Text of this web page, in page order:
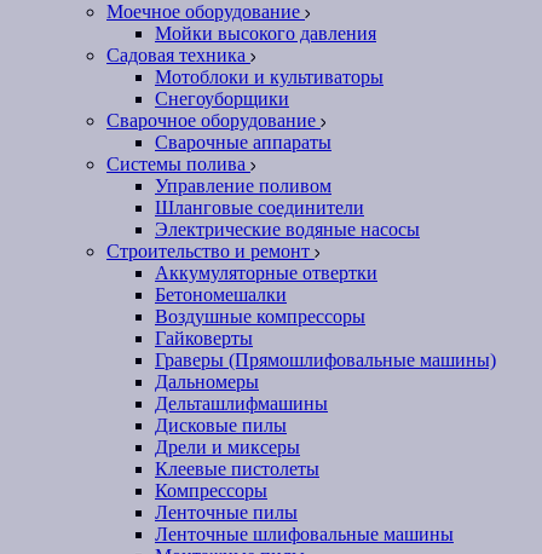
Моечное оборудование
Мойки высокого давления
Садовая техника
Мотоблоки и культиваторы
Снегоуборщики
Сварочное оборудование
Сварочные аппараты
Системы полива
Управление поливом
Шланговые соединители
Электрические водяные насосы
Строительство и ремонт
Аккумуляторные отвертки
Бетономешалки
Воздушные компрессоры
Гайковерты
Граверы (Прямошлифовальные машины)
Дальномеры
Дельташлифмашины
Дисковые пилы
Дрели и миксеры
Клеевые пистолеты
Компрессоры
Ленточные пилы
Ленточные шлифовальные машины